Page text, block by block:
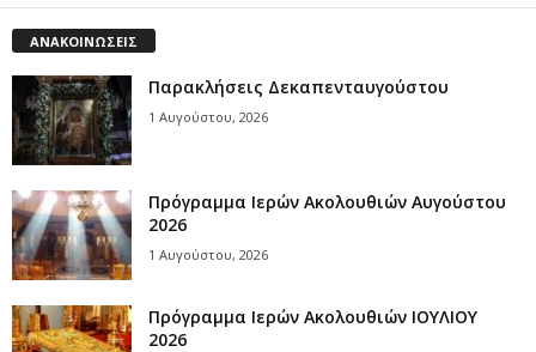
ΑΝΑΚΟΙΝΩΣΕΙΣ
Παρακλήσεις Δεκαπενταυγούστου
1 Αυγούστου, 2026
Πρόγραμμα Ιερών Ακολουθιών Αυγούστου
2026
1 Αυγούστου, 2026
Πρόγραμμα Ιερών Ακολουθιών ΙΟΥΛΙΟΥ
2026